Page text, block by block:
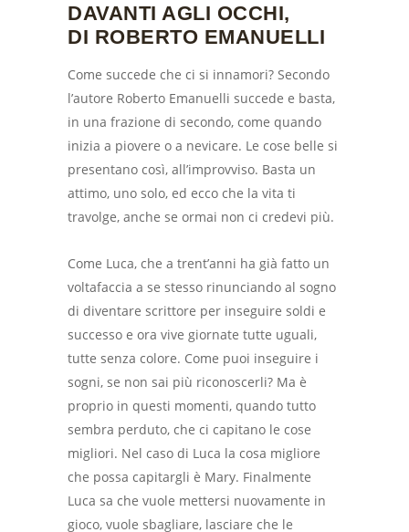
DAVANTI AGLI OCCHI,
DI ROBERTO EMANUELLI
Come succede che ci si innamori? Secondo
l’autore Roberto Emanuelli succede e basta,
in una frazione di secondo, come quando
inizia a piovere o a nevicare. Le cose belle si
presentano così, all’improvviso. Basta un
attimo, uno solo, ed ecco che la vita ti
travolge, anche se ormai non ci credevi più.
Come Luca, che a trent’anni ha già fatto un
voltafaccia a se stesso rinunciando al sogno
di diventare scrittore per inseguire soldi e
successo e ora vive giornate tutte uguali,
tutte senza colore. Come puoi inseguire i
sogni, se non sai più riconoscerli? Ma è
proprio in questi momenti, quando tutto
sembra perduto, che ci capitano le cose
migliori. Nel caso di Luca la cosa migliore
che possa capitargli è Mary. Finalmente
Luca sa che vuole mettersi nuovamente in
gioco, vuole sbagliare, lasciare che le